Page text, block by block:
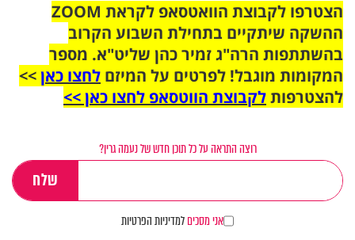
הצטרפו לקבוצת הוואטסאפ לקראת ZOOM
ההשקה שיתקיים בתחילת השבוע הקרוב
בהשתתפות הרה"ג זמיר כהן שליט"א. מספר
המקומות מוגבל! לפרטים על המיזם לחצו כאן>>
להצטרפותלקבוצת הווטסאפ לחצו כאן >>
רוצה התראה על כל תוכן חדש של נעמה גרין?
אני מסכיםלמדיניות הפרטיות